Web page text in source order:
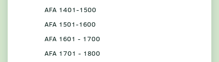
AFA 1401-1500
AFA 1501-1600
AFA 1601 - 1700
AFA 1701 - 1800